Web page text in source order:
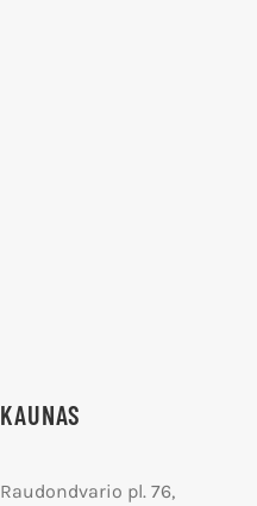
KAUNAS
Raudondvario pl. 76,